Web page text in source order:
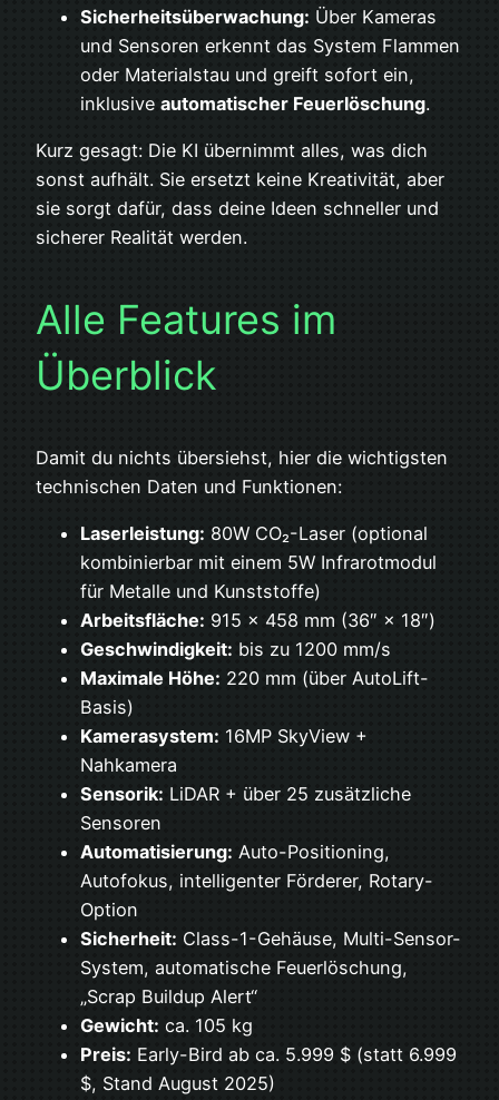
Sicherheitsüberwachung: Über Kameras
und Sensoren erkennt das System Flammen
oder Materialstau und greift sofort ein,
inklusive automatischer Feuerlöschung.
Kurz gesagt: Die KI übernimmt alles, was dich
sonst aufhält. Sie ersetzt keine Kreativität, aber
sie sorgt dafür, dass deine Ideen schneller und
sicherer Realität werden.
Alle Features im
Überblick
Damit du nichts übersiehst, hier die wichtigsten
technischen Daten und Funktionen:
Laserleistung: 80W CO₂-Laser (optional
kombinierbar mit einem 5W Infrarotmodul
für Metalle und Kunststoffe)
Arbeitsfläche: 915 × 458 mm (36″ × 18″)
Geschwindigkeit: bis zu 1200 mm/s
Maximale Höhe: 220 mm (über AutoLift-
Basis)
Kamerasystem: 16MP SkyView +
Nahkamera
Sensorik: LiDAR + über 25 zusätzliche
Sensoren
Automatisierung: Auto-Positioning,
Autofokus, intelligenter Förderer, Rotary-
Option
Sicherheit: Class-1-Gehäuse, Multi-Sensor-
System, automatische Feuerlöschung,
„Scrap Buildup Alert“
Gewicht: ca. 105 kg
Preis: Early-Bird ab ca. 5.999 $ (statt 6.999
$, Stand August 2025)